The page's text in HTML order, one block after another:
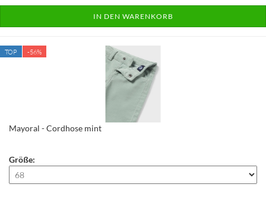
IN DEN WARENKORB
TOP -56%
Mayoral - Cordhose mint
Größe: